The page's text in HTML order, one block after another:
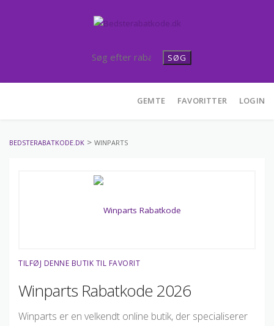
SØG
GEMTE FAVORITTER LOGIN
BEDSTERABATKODE.DK > WINPARTS
TILFØJ DENNE BUTIK TIL FAVORIT
Winparts Rabatkode 2026
Winparts er en velkendt online butik, der specialiserer